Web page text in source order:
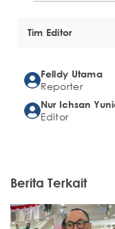
Tim Editor
Felldy Utama
Reporter
Nur Ichsan
Editor
Berita Terkait